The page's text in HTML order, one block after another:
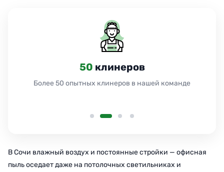
50 клинеров
Более 50 опытных клинеров в нашей команде
В Сочи влажный воздух и постоянные стройки — офисная
пыль оседает даже на потолочных светильниках и